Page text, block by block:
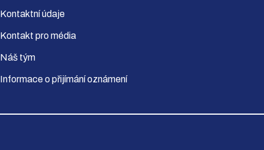
Kontaktní údaje
Kontakt pro média
Náš tým
Informace o přijímání oznámení